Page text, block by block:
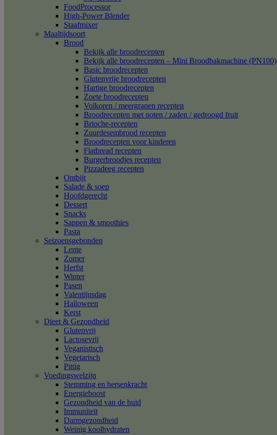
FoodProcessor
High-Power Blender
Staafmixer
Maaltijdsoort
Brood
Bekijk alle broodrecepten
Bekijk alle broodrecepten – Mini Broodbakmachine (PN100)
Basic broodrecepten
Glutenvrije broodrecepten
Hartige broodrecepten
Zoete broodrecepten
Volkoren / meergranen recepten
Broodrecepten met noten / zaden / gedroogd fruit
Brioche-recepten
Zuurdesembrood recepten
Broodrecepten voor kinderen
Flatbread recepten
Burgerbroodjes recepten
Pizzadeeg recepten
Ontbijt
Salade & soep
Hoofdgerecht
Dessert
Snacks
Sappen & smoothies
Pasta
Seizoensgebonden
Lente
Zomer
Herfst
Winter
Pasen
Valentijnsdag
Halloween
Kerst
Dieet & Gezondheid
Glutenvrij
Lactosevrij
Veganistisch
Vegetarisch
Pittig
Voedingswelzijn
Stemming en hersenkracht
Energieboost
Gezondheid van de huid
Immuniteit
Darmgezondheid
Weinig koolhydraten